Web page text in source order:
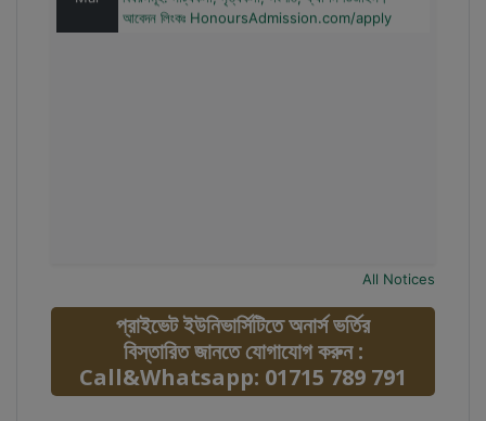
আবেদন লিংকঃ HonoursAdmission.com/apply
All Notices
প্রাইভেট ইউনিভার্সিটিতে অনার্স ভর্তির
বিস্তারিত জানতে যোগাযোগ করুন :
Call&Whatsapp: 01715 789 791